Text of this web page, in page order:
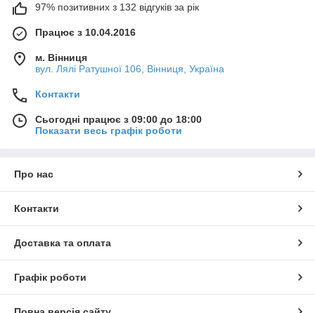
97% позитивних з 132 відгуків за рік
Працює з 10.04.2016
м. Вінниця
вул. Лялі Ратушної 106, Вінниця, Україна
Контакти
Сьогодні працює з 09:00 до 18:00
Показати весь графік роботи
Про нас
Контакти
Доставка та оплата
Графік роботи